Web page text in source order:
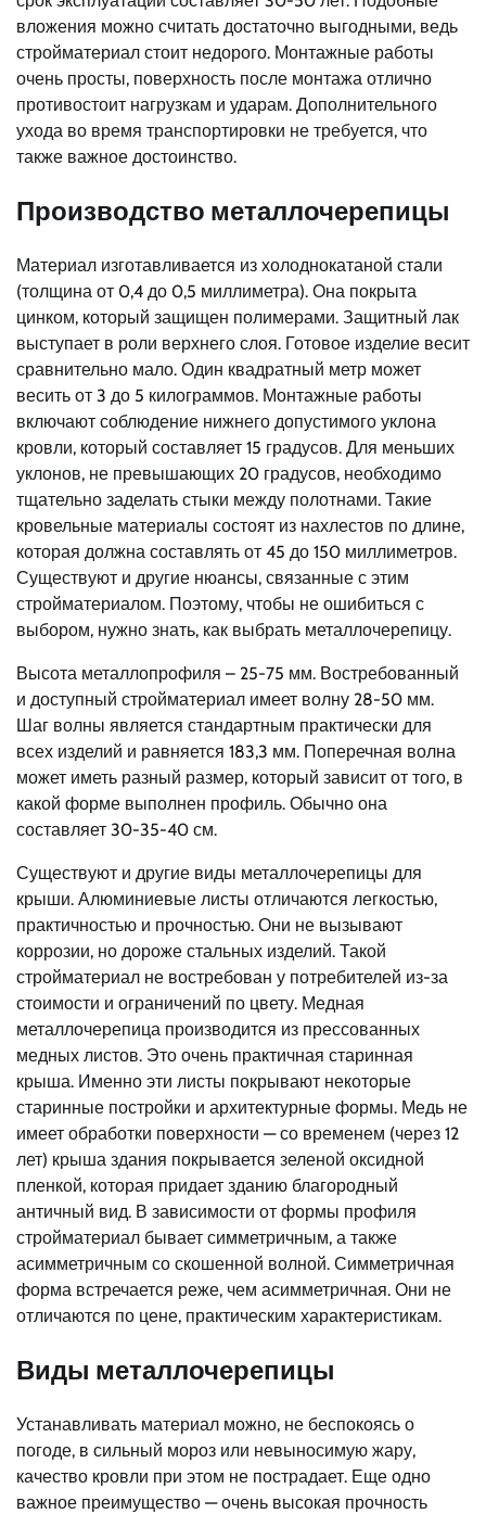
вложения можно считать достаточно выгодными, ведь
стройматериал стоит недорого. Монтажные работы
очень просты, поверхность после монтажа отлично
противостоит нагрузкам и ударам. Дополнительного
ухода во время транспортировки не требуется, что
также важное достоинство.
Производство металлочерепицы
Материал изготавливается из холоднокатаной стали
(толщина от 0,4 до 0,5 миллиметра). Она покрыта
цинком, который защищен полимерами. Защитный лак
выступает в роли верхнего слоя. Готовое изделие весит
сравнительно мало. Один квадратный метр может
весить от 3 до 5 килограммов. Монтажные работы
включают соблюдение нижнего допустимого уклона
кровли, который составляет 15 градусов. Для меньших
уклонов, не превышающих 20 градусов, необходимо
тщательно заделать стыки между полотнами. Такие
кровельные материалы состоят из нахлестов по длине,
которая должна составлять от 45 до 150 миллиметров.
Существуют и другие нюансы, связанные с этим
стройматериалом. Поэтому, чтобы не ошибиться с
выбором, нужно знать, как выбрать металлочерепицу.
Высота металлопрофиля – 25-75 мм. Востребованный
и доступный стройматериал имеет волну 28-50 мм.
Шаг волны является стандартным практически для
всех изделий и равняется 183,3 мм. Поперечная волна
может иметь разный размер, который зависит от того, в
какой форме выполнен профиль. Обычно она
составляет 30-35-40 см.
Существуют и другие виды металлочерепицы для
крыши. Алюминиевые листы отличаются легкостью,
практичностью и прочностью. Они не вызывают
коррозии, но дороже стальных изделий. Такой
стройматериал не востребован у потребителей из-за
стоимости и ограничений по цвету. Медная
металлочерепица производится из прессованных
медных листов. Это очень практичная старинная
крыша. Именно эти листы покрывают некоторые
старинные постройки и архитектурные формы. Медь не
имеет обработки поверхности — со временем (через 12
лет) крыша здания покрывается зеленой оксидной
пленкой, которая придает зданию благородный
античный вид. В зависимости от формы профиля
стройматериал бывает симметричным, а также
асимметричным со скошенной волной. Симметричная
форма встречается реже, чем асимметричная. Они не
отличаются по цене, практическим характеристикам.
Виды металлочерепицы
Устанавливать материал можно, не беспокоясь о
погоде, в сильный мороз или невыносимую жару,
качество кровли при этом не пострадает. Еще одно
важное преимущество — очень высокая прочность